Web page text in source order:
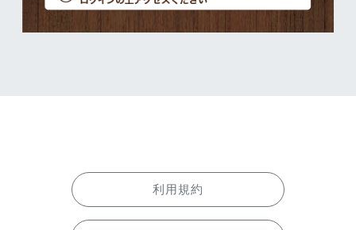
利用規約